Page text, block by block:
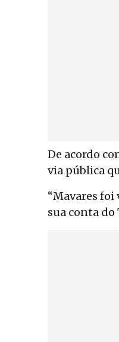
De acordo
via pública
“Mavares foi
sua conta